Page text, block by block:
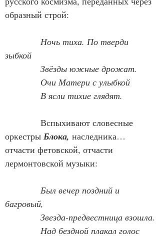
образный строй:
Ночь тиха. По тверди
зыбкой
Звёзды южные дрожат.
Очи Матери с улыбкой
В ясли тихие глядят.
Вспыхивают словесные
оркестры Блока, наследника…
отчасти фетовской, отчасти
лермонтовской музыки:
Был вечер поздний и
багровый,
Звезда-предвестница взошла.
Над бездной плакал голос